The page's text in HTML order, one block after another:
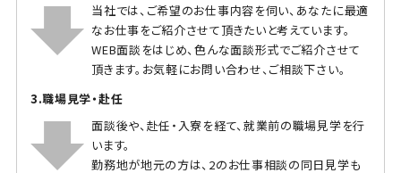
当社では、ご希望のお仕事内容を伺い、あなたに最適
なお仕事をご紹介させて頂きたいと考えています。
WEB面談をはじめ、色んな面談形式でご紹介させて
頂きます。お気軽にお問い合わせ、ご相談下さい。
3.職場見学・赴任
面談後や、赴任・入寮を経て、就業前の職場見学を行
います。
勤務地が地元の方は、2のお仕事相談の同日見学も